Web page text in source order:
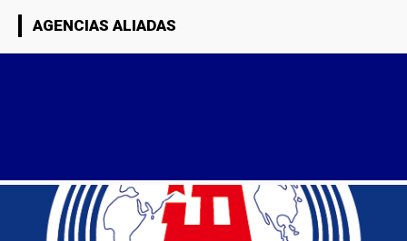
AGENCIAS ALIADAS